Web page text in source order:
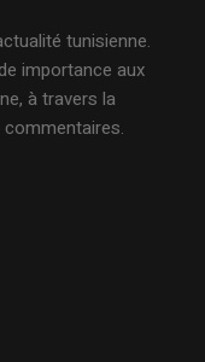
tunisienne.
importance aux
à travers la
commentaires.